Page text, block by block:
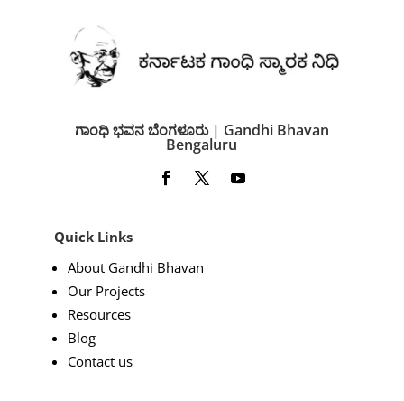
ಗಾಂಧಿ ಭವನ ಬೆಂಗಳೂರು | Gandhi Bhavan
Bengaluru
Quick Links
About Gandhi Bhavan
Our Projects
Resources
Blog
Contact us